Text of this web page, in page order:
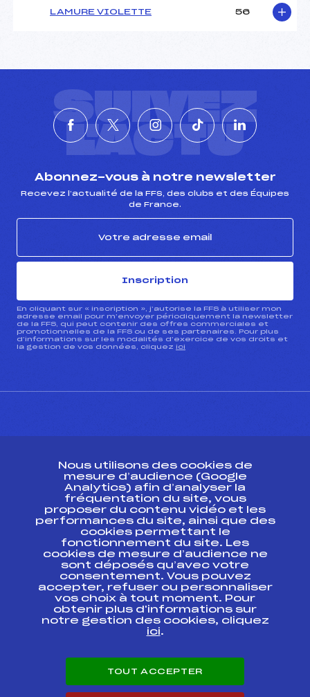
LAMURE VIOLETTE 56
SUIVEZ
L'ACTU
Abonnez-vous à notre newsletter
Recevez l’actualité de la FFS, des clubs et des Équipes
de France.
Inscription
En cliquant sur « inscription », j’autorise la FFS à utiliser mon
adresse email pour m’envoyer périodiquement la newsletter
de la FFS, qui peut contenir des offres commerciales et
promotionnelles de la FFS ou de ses partenaires. Pour plus
d’informations sur les modalités d’exercice de vos droits et
la gestion de vos données, cliquez ici
Ressources
Pass’Neige
Projet sportif fédéral
Projet de performance fédéral
Antidopage
Pôle Développement, Formation, Suivi
Scientifique
Listes ministérielles
Pôle vie de l’athlète
Enseignement professionnel
Carrières
Nous utilisons des cookies de
mesure d’audience (Google
Analytics) afin d’analyser la
fréquentation du site, vous
proposer du contenu vidéo et les
performances du site, ainsi que des
cookies permettant le
fonctionnement du site. Les
cookies de mesure d’audience ne
sont déposés qu’avec votre
consentement. Vous pouvez
accepter, refuser ou personnaliser
vos choix à tout moment. Pour
obtenir plus d'informations sur
notre gestion des cookies, cliquez
ici.
TOUT ACCEPTER